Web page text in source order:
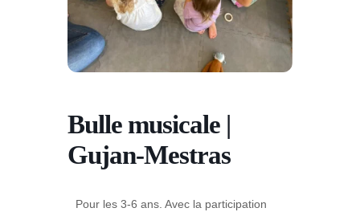
Bulle musicale |
Gujan-Mestras
Pour les 3-6 ans. Avec la participation